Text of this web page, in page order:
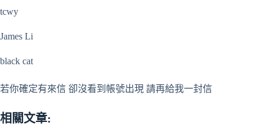
tcwy
James Li
black cat
若你確定有來信 卻沒看到帳號出現 請再給我一封信
相關文章: